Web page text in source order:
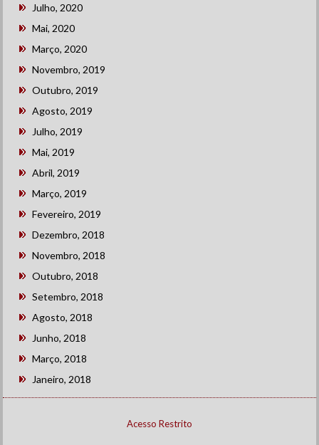
Julho, 2020
Mai, 2020
Março, 2020
Novembro, 2019
Outubro, 2019
Agosto, 2019
Julho, 2019
Mai, 2019
Abril, 2019
Março, 2019
Fevereiro, 2019
Dezembro, 2018
Novembro, 2018
Outubro, 2018
Setembro, 2018
Agosto, 2018
Junho, 2018
Março, 2018
Janeiro, 2018
Acesso Restrito